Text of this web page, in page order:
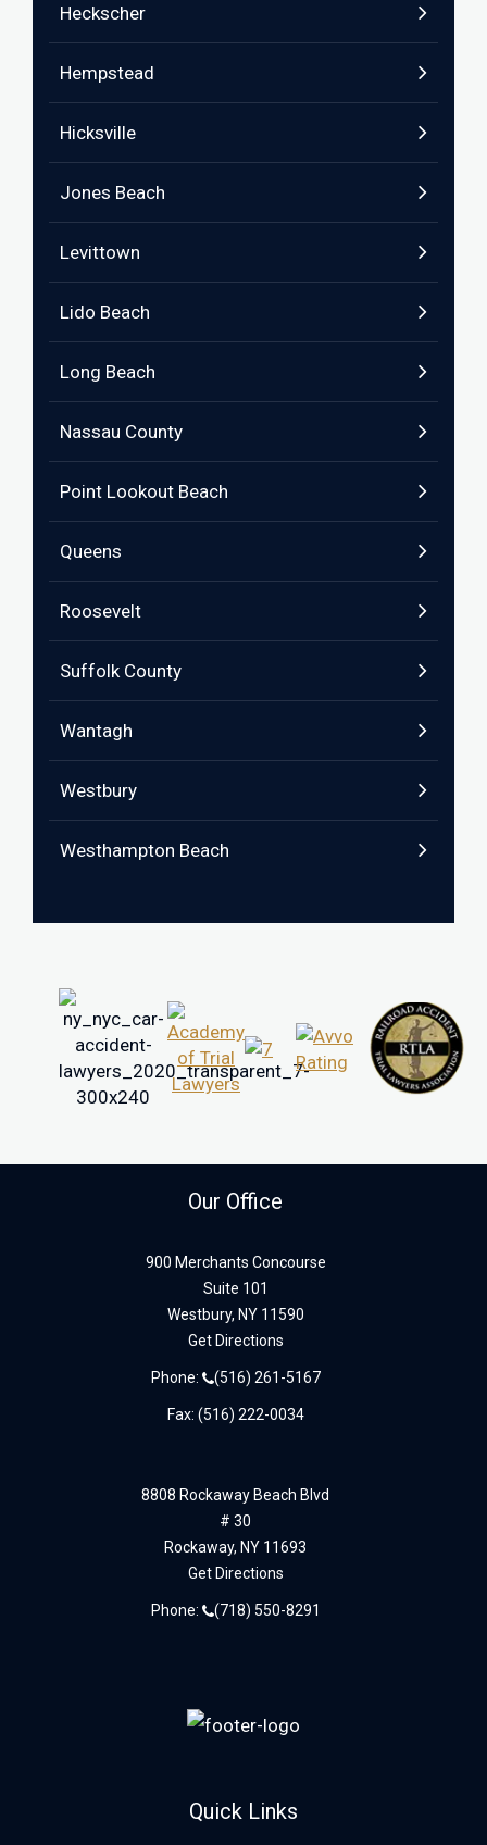
Heckscher
Hempstead
Hicksville
Jones Beach
Levittown
Lido Beach
Long Beach
Nassau County
Point Lookout Beach
Queens
Roosevelt
Suffolk County
Wantagh
Westbury
Westhampton Beach
Our Office
900 Merchants Concourse
Suite 101
Westbury, NY 11590
Get Directions
Phone: (516) 261-5167
Fax: (516) 222-0034
8808 Rockaway Beach Blvd
# 30
Rockaway, NY 11693
Get Directions
Phone: (718) 550-8291
Quick Links